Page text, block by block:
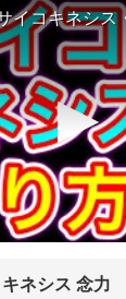
イコキネシ
▶
ネシス 念力